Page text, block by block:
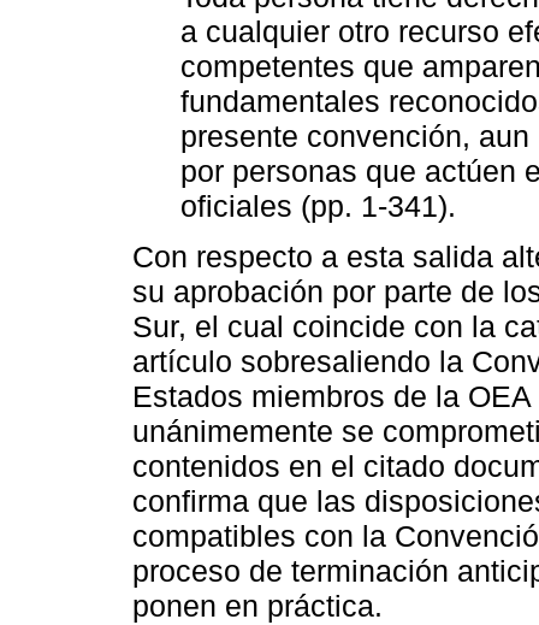
a cualquier otro recurso
competentes que
fundamentales
presente convención,
por personas que actúen
oficiales (pp. 1-341).
Con respecto a esta salida
su aprobación por parte de
Sur, el cual coincide con la
artículo sobresaliendo la
Estados miembros de la
unánimemente se
contenidos en el citado
confirma que las
compatibles con la
proceso de terminación
ponen en práctica.